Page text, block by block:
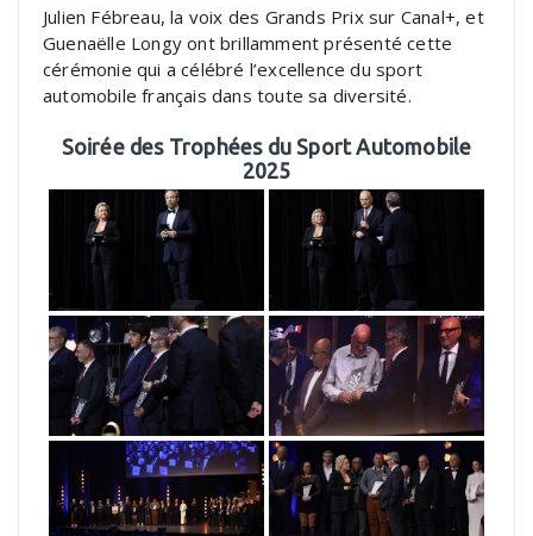
Julien Fébreau, la voix des Grands Prix sur Canal+, et
Guenaëlle Longy ont brillamment présenté cette
cérémonie qui a célébré l’excellence du sport
automobile français dans toute sa diversité.
Soirée des Trophées du Sport Automobile
2025